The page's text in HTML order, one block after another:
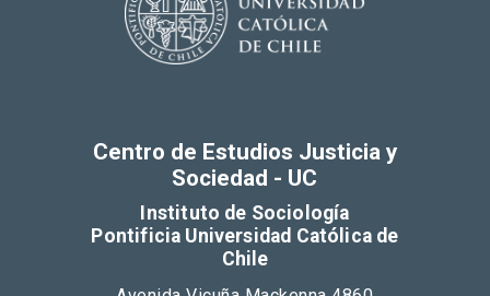
Centro de Estudios Justicia y
Sociedad - UC
Instituto de Sociología
Pontificia Universidad Católica de
Chile